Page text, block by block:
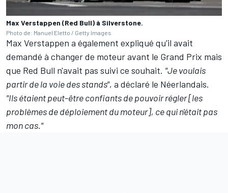
Max Verstappen (Red Bull) à Silverstone.
Photo de: Manuel Eletto / Getty Images
Max Verstappen a également expliqué qu'il avait
demandé à changer de moteur avant le Grand Prix mais
que Red Bull n'avait pas suivi ce souhait. "Je voulais
partir de la voie des stands", a déclaré le Néerlandais.
"Ils étaient peut-être confiants de pouvoir régler [les
problèmes de déploiement du moteur], ce qui n'était pas
mon cas."